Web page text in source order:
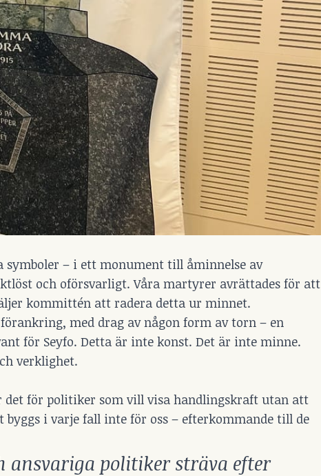
– i ett monument till åminnelse av
och oförsvarligt. Våra martyrer avrättades för att
kommittén att radera detta ur minnet.
med drag av någon form av torn – en
för Seyfo. Detta är inte konst. Det är inte minne.
verklighet.
det för politiker som vill visa handlingskraft utan att
byggs i varje fall inte för oss – efterkommande till de
ansvariga politiker sträva efter